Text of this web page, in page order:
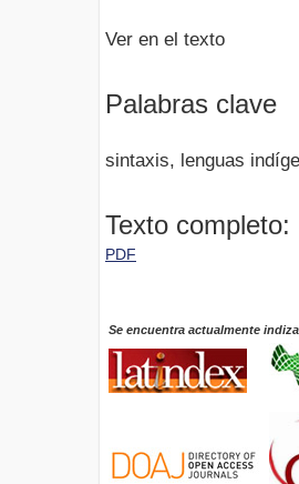
Ver en el texto
Palabras clave
sintaxis, lenguas
Texto completo:
PDF
Se encuentra actualmente